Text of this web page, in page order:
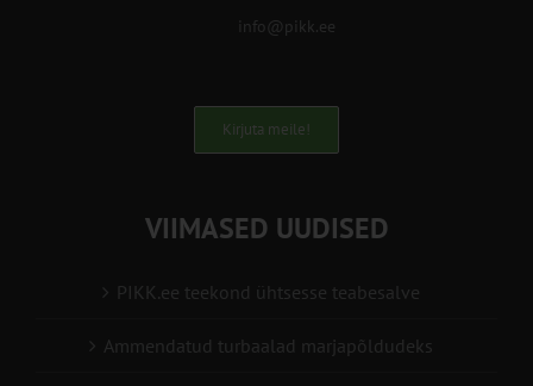
info@pikk.ee
Kirjuta meile!
VIIMASED UUDISED
PIKK.ee teekond ühtsesse teabesalve
Ammendatud turbaalad marjapõldudeks